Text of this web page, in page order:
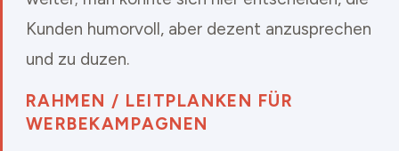
Kunden humorvoll, aber dezent anzusprechen
und zu duzen.
RAHMEN / LEITPLANKEN FÜR
WERBEKAMPAGNEN